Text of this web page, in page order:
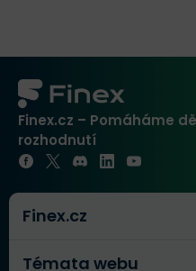
Finex.cz – Pomáháme
rozhodnutí
Finex.cz
Témata webu